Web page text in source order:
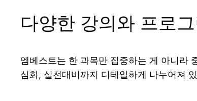
다양한 강의와 프로
엠베스트는 한 과목만 집중하는 게 아니라
심화, 실전대비까지 디테일하게 나누어져